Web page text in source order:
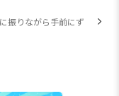
振りながら手前にず